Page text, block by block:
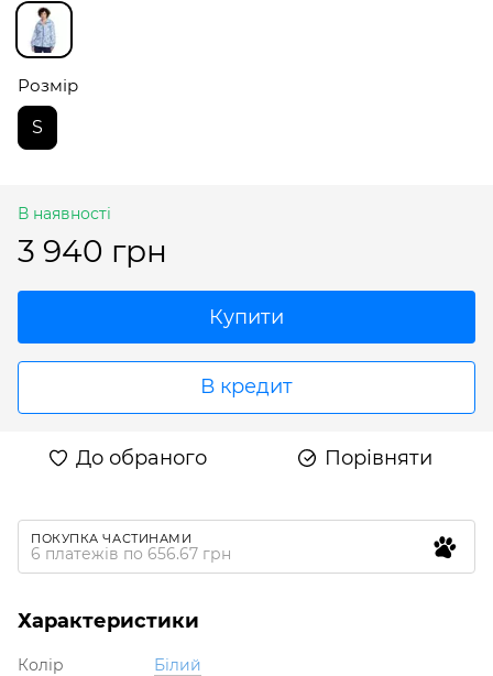
Розмір
S
В наявності
3 940 грн
Купити
В кредит
До обраного Порівняти
ПОКУПКА ЧАСТИНАМИ
6 платежів по 656.67 грн
Характеристики
Колір
Білий